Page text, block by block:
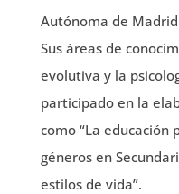
Autónoma de
Sus áreas de
evolutiva y la
participado en la
como “La educación
géneros en
estilos de vida”.